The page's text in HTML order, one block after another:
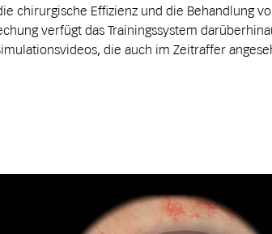
chirurgische Effizienz und die Behandlung
verfügt das Trainingssystem
die auch im Zeitraffer